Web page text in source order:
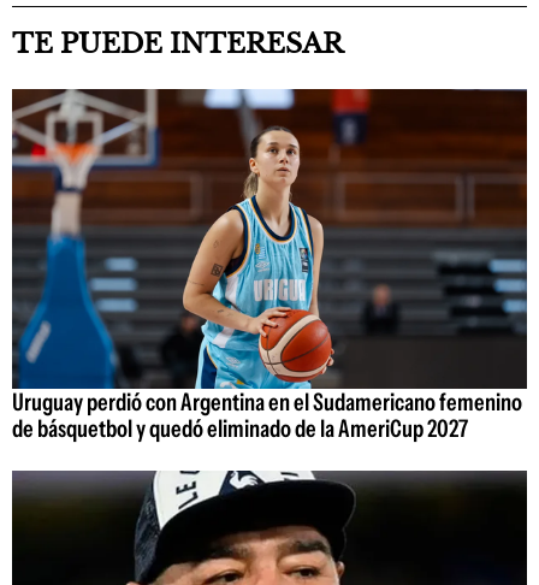
TE PUEDE INTERESAR
Uruguay perdió con Argentina en el Sudamericano femenino
de básquetbol y quedó eliminado de la AmeriCup 2027